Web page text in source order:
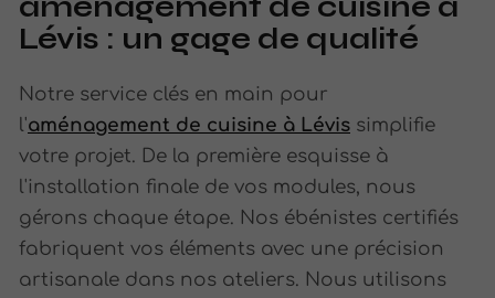
aménagement de cuisine à
Lévis : un gage de qualité
Notre service clés en main pour
l'aménagement de cuisine à Lévis simplifie
votre projet. De la première esquisse à
l'installation finale de vos modules, nous
gérons chaque étape. Nos ébénistes certifiés
fabriquent vos éléments avec une précision
artisanale dans nos ateliers. Nous utilisons